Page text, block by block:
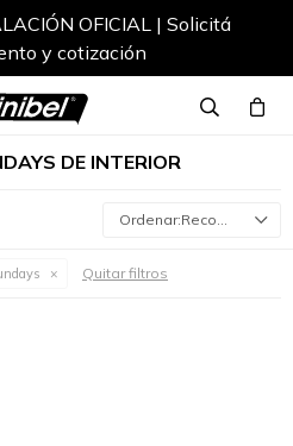
OFICIAL | Solicitá
y cotización
DE INTERIOR
Recomendados
Quitar filtros